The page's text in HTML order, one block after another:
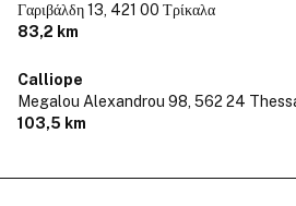
Γαριβάλδη 13, 421 00 Τρίκαλα
83,2 km
Calliope
Megalou Alexandrou 98, 562 24
103,5 km